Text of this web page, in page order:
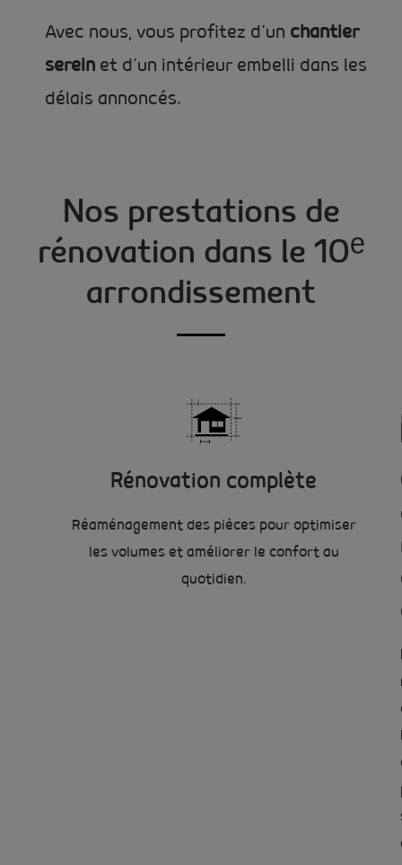
Avec nous, vous profitez d’un chantier
serein et d’un intérieur embelli dans les
délais annoncés.
Nos prestations de
rénovation dans le 10ᵉ
arrondissement
Rénovation complète
Réaménagement des pièces pour optimiser
les volumes et améliorer le confort au
quotidien.